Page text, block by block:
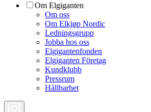
Om Elgiganten
Om oss
Om Elkjøp Nordic
Ledningsgrupp
Jobba hos oss
Elgigantenfonden
Elgiganten Företag
Kundklubb
Pressrum
Hållbarhet